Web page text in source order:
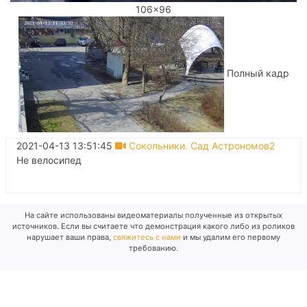
106x96
Полный кадр
2021-04-13 13:51:45
Сокольники. Сад Астрономов2
Не велосипед
На сайте использованы видеоматериалы полученные из открытых
источников. Если вы считаете что демонстрация какого либо из роликов
нарушает ваши права, свяжитесь с нами и мы удалим его первому
требованию.